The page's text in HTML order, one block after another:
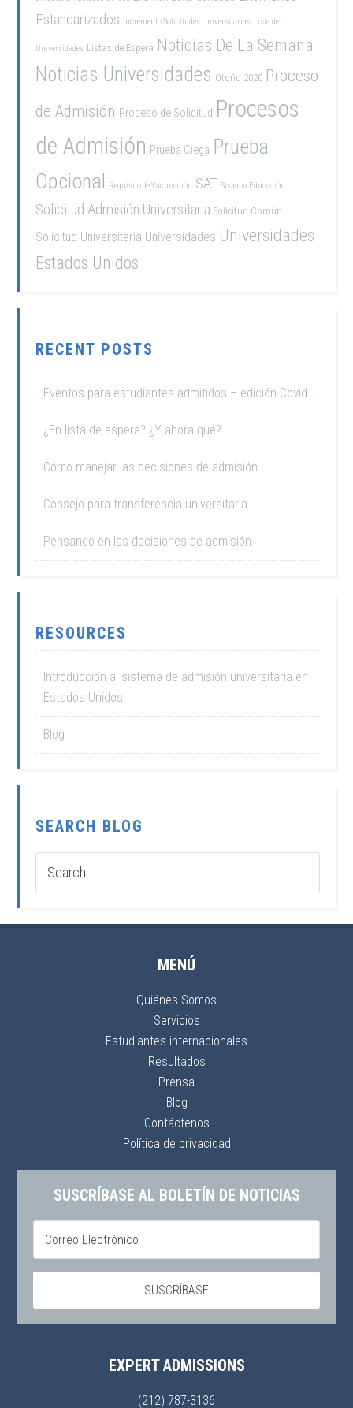
Estandarizados Incremento Solicitudes Universitarias Lista de
Universidades Listas de Espera Noticias De La Semana
Noticias Universidades Otoño 2020 Proceso
de Admisión Proceso de Solicitud Procesos
de Admisión Prueba Ciega Prueba
Opcional Requisito de Vacunación SAT Sistema Educación
Solicitud Admisión Universitaria Solicitud Común
Solicitud Universitaria Universidades Universidades
Estados Unidos
RECENT POSTS
Eventos para estudiantes admitidos – edición Covid
¿En lista de espera? ¿Y ahora qué?
Cómo manejar las decisiones de admisión
Consejo para transferencia universitaria
Pensando en las decisiones de admisión.
RESOURCES
Introducción al sistema de admisión universitaria en
Estados Unidos
Blog
SEARCH BLOG
MENÚ
Quiénes Somos
Servicios
Estudiantes internacionales
Resultados
Prensa
Blog
Contáctenos
Política de privacidad
SUSCRÍBASE AL BOLETÍN DE NOTICIAS
EXPERT ADMISSIONS
(212) 787-3136